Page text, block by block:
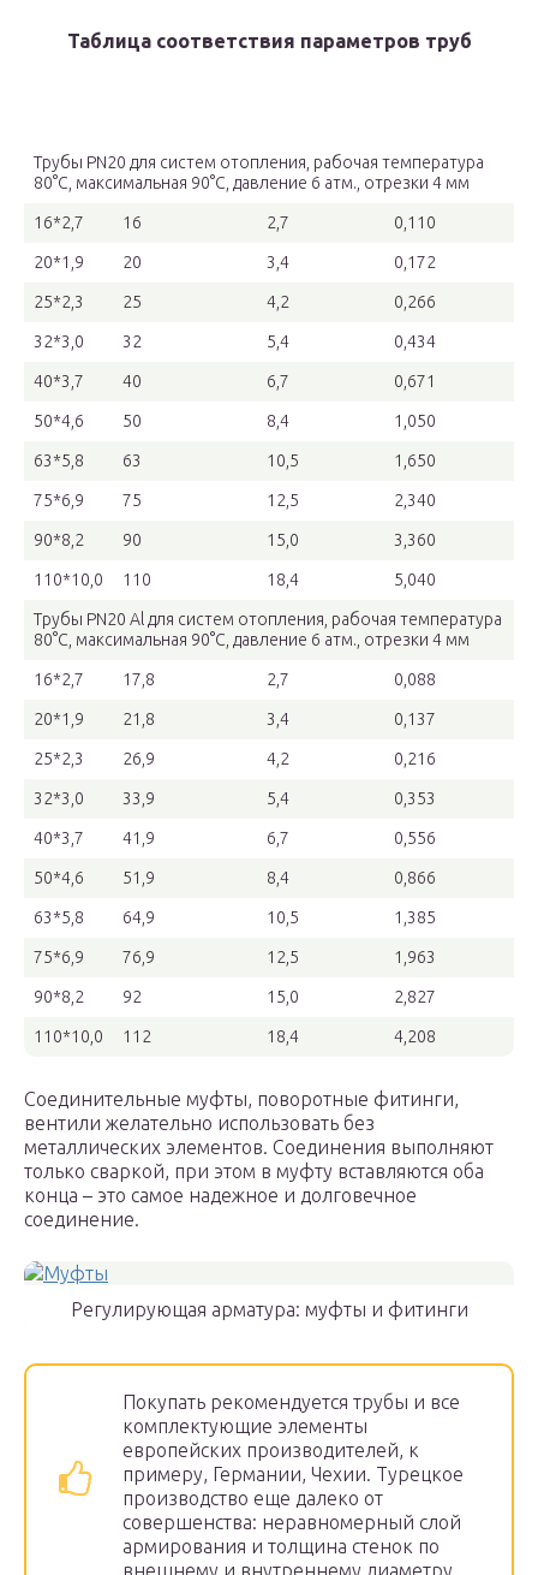
Таблица соответствия параметров труб
Трубы PN20 для систем отопления, рабочая температура
80°C, максимальная 90°C, давление 6 атм., отрезки 4 мм
16*2,7 16 2,7 0,110
20*1,9 20 3,4 0,172
25*2,3 25 4,2 0,266
32*3,0 32 5,4 0,434
40*3,7 40 6,7 0,671
50*4,6 50 8,4 1,050
63*5,8 63 10,5 1,650
75*6,9 75 12,5 2,340
90*8,2 90 15,0 3,360
110*10,0 110 18,4 5,040
Трубы PN20 Al для систем отопления, рабочая температура
80°C, максимальная 90°C, давление 6 атм., отрезки 4 мм
16*2,7 17,8 2,7 0,088
20*1,9 21,8 3,4 0,137
25*2,3 26,9 4,2 0,216
32*3,0 33,9 5,4 0,353
40*3,7 41,9 6,7 0,556
50*4,6 51,9 8,4 0,866
63*5,8 64,9 10,5 1,385
75*6,9 76,9 12,5 1,963
90*8,2 92 15,0 2,827
110*10,0 112 18,4 4,208
Соединительные муфты, поворотные фитинги,
вентили желательно использовать без
металлических элементов. Соединения выполняют
только сваркой, при этом в муфту вставляются оба
конца – это самое надежное и долговечное
соединение.
Регулирующая арматура: муфты и фитинги
Покупать рекомендуется трубы и все
комплектующие элементы
европейских производителей, к
примеру, Германии, Чехии. Турецкое
производство еще далеко от
совершенства: неравномерный слой
армирования и толщина стенок по
внешнему и внутреннему диаметру.